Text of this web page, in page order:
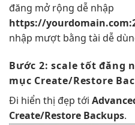
đăng mở rộng dễ nhập
https://
nhập mượt bằng tài dễ
Bước 2:scale tốt đăng
mục Create/Restore
Đi hiển thị đẹp tới
Create/Restore Backups.